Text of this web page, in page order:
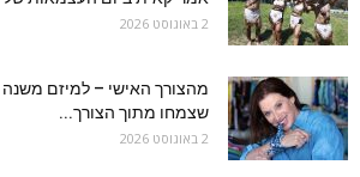
2 באוגוסט 2026
מהצורך האישי – למיזם משנה
שצמחו מתוך הצורך...
2 באוגוסט 2026